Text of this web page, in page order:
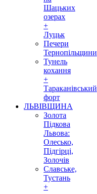
Шацьких
озерах
+
Луцьк
Печери
Тернопільщини
Тунель
кохання
+
Тараканівський
форт
ЛЬВІВЩИНА
Золота
Підкова
Львова:
Олесько,
Підгірці,
Золочів
Славське,
Тустань
+